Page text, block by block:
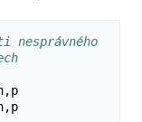
nesprávného